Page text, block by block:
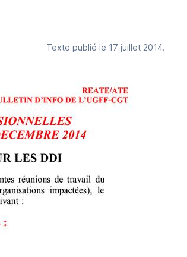
Texte publié le 17 juillet 2014.